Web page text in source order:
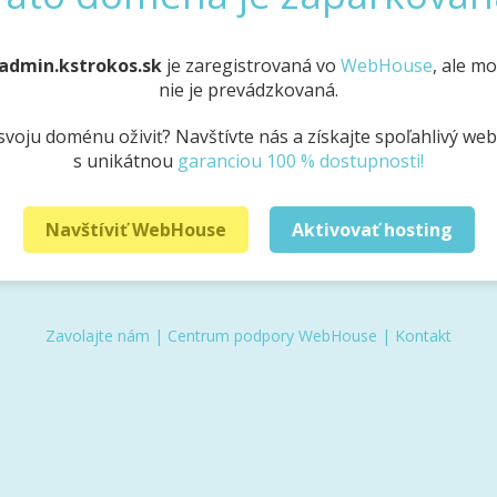
admin.kstrokos.skje zaregistrovaná vo WebHouse, ale
nie je prevádzkovaná.
doménu oživiť? Navštívte nás a získajte spoľahlivý
s unikátnou garanciou 100 % dostupnosti!
Navštíviť WebHouse Aktivovať hosting
Zavolajte nám | Centrum podpory WebHouse | Kontakt